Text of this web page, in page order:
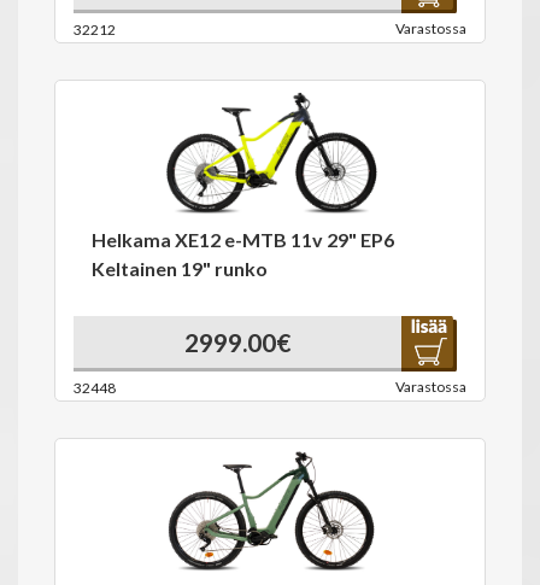
32212 Varastossa
Helkama XE12 e-MTB 11v 29" EP6
Keltainen 19" runko
2999.00€
32448 Varastossa